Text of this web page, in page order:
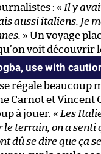
: « Il y
aussi italiens. Je
» Un voyage
voit découvrir
use with
régale beaucoup
Carnot et Vincent
à jouer. « Les
terrain, on a senti
dû se dire que ça